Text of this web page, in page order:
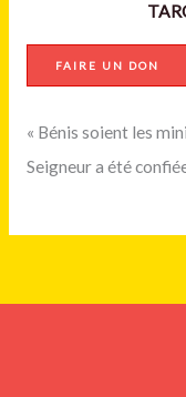
FAIRE UN DON
« Bénis soient les
Seigneur a été